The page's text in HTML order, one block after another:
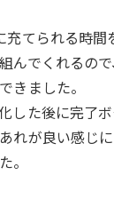
充てられる時間
んでくれるの
きました。
した後に完了
れが良い感じ
。